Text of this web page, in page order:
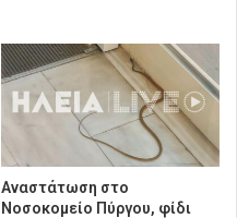
Αναστάτωση στο
Νοσοκομείο Πύργου, φίδι